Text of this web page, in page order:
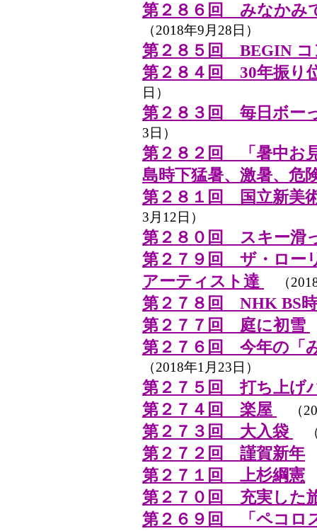
第２８６回 みなかみ
（2018年9月28日）
第２８５回 BEGIN
第２８４回 30年振り
日）
第２８３回 毎日ボー
3日）
第２８２回 「暑中お
島時下猛暑、激暑、
第２８１回 国立新美
3月12日）
第２８０回 スキー滑
第２７９回 ザ・ロー
アーティスト達
（
第２７８回 NHK BS
第２７７回 庭に初雪
第２７６回 今年の「
（2018年1月23日）
第２７５回 打ち上げ
第２７４回 楽屋
（
第２７３回 大入袋 （
第２７２回 謹賀新年
第２７１回 上杉綱憲
第２７０回 充実した
第２６９回 「ペコロ